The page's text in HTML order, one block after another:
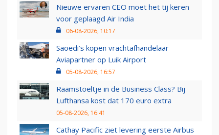
Nieuwe ervaren CEO moet het tij keren
voor geplaagd Air India
06-08-2026, 10:17
Saoedi’s kopen vrachtafhandelaar
Aviapartner op Luik Airport
05-08-2026, 16:57
Raamstoeltje in de Business Class? Bij
Lufthansa kost dat 170 euro extra
05-08-2026, 16:41
Cathay Pacific ziet levering eerste Airbus